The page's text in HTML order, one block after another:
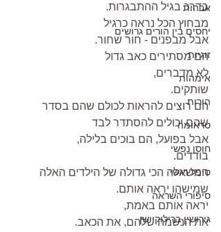
אבהות
יחסים בין הורים גרושים
זוגיות
אימהות
הורות
טראומה
חוסן נפשי
טיפל רגשי
סיפורי השראה
גירושין ברילוקיישן
בדרכ בגיל ההתבגרות.
מבחוץ הכל נראה כרגיל
אבל מבפנים - חור שחור.
הם מסתירים כאב גדול
לא מדברים,
שותקים.
הם רוצים להראות לכולם שהם בסדר
שהם יכולים להסתדר לבד
אבל בפועל, הם בוכים בלילה,
בודדים.
המשאלה הכי גדולה של הילדים האלה
שמישהו יראה אותם.
יראה אותם באמת,
את הנשמה שלהם, את הכאב.